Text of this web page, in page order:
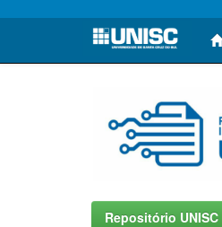
Skip
Repositório UNISC